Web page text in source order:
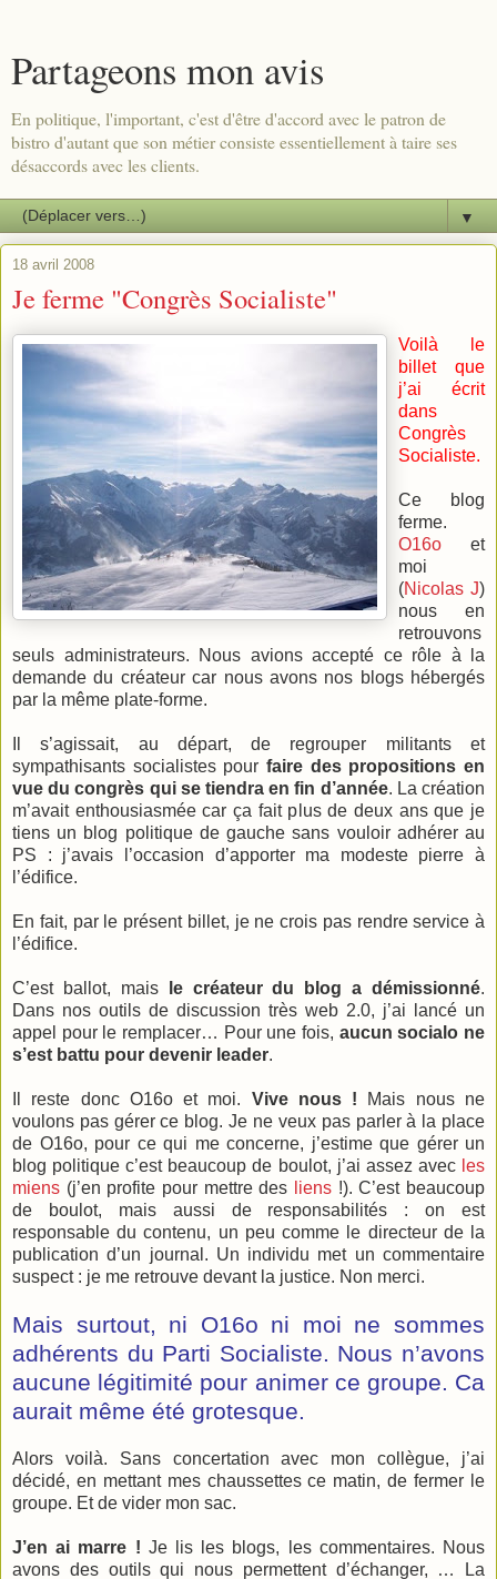
Partageons mon avis
En politique, l'important, c'est d'être d'accord avec le patron de
bistro d'autant que son métier consiste essentiellement à taire ses
désaccords avec les clients.
▼
18 avril 2008
Je ferme "Congrès Socialiste"
Voilà le
billet que
j’ai écrit
dans
Congrès
Socialiste.
Ce blog
ferme.
O16o et
moi
(Nicolas J)
nous en
retrouvons
seuls administrateurs. Nous avions accepté ce rôle à la
demande du créateur car nous avons nos blogs hébergés
par la même plate-forme.
Il s’agissait, au départ, de regrouper militants et
sympathisants socialistes pour faire des propositions en
vue du congrès qui se tiendra en fin d’année. La création
m’avait enthousiasmée car ça fait plus de deux ans que je
tiens un blog politique de gauche sans vouloir adhérer au
PS : j’avais l’occasion d’apporter ma modeste pierre à
l’édifice.
En fait, par le présent billet, je ne crois pas rendre service à
l’édifice.
C’est ballot, mais le créateur du blog a démissionné.
Dans nos outils de discussion très web 2.0, j’ai lancé un
appel pour le remplacer… Pour une fois, aucun socialo ne
s’est battu pour devenir leader.
Il reste donc O16o et moi. Vive nous ! Mais nous ne
voulons pas gérer ce blog. Je ne veux pas parler à la place
de O16o, pour ce qui me concerne, j’estime que gérer un
blog politique c’est beaucoup de boulot, j’ai assez avec les
miens (j’en profite pour mettre des liens !). C’est beaucoup
de boulot, mais aussi de responsabilités : on est
responsable du contenu, un peu comme le directeur de la
publication d’un journal. Un individu met un commentaire
suspect : je me retrouve devant la justice. Non merci.
Mais surtout, ni O16o ni moi ne sommes
adhérents du Parti Socialiste. Nous n’avons
aucune légitimité pour animer ce groupe. Ca
aurait même été grotesque.
Alors voilà. Sans concertation avec mon collègue, j’ai
décidé, en mettant mes chaussettes ce matin, de fermer le
groupe. Et de vider mon sac.
J’en ai marre ! Je lis les blogs, les commentaires. Nous
avons des outils qui nous permettent d’échanger, … La